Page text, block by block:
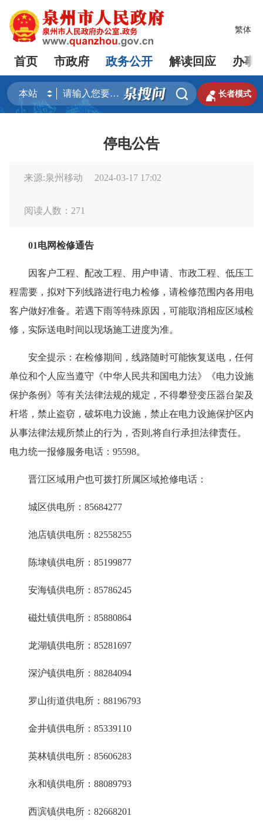
繁体
首页 市政府 政务公开 解读回应 办事
  长者模式
停电公告
来源:泉州移动 2024-03-17 17:02
阅读人数： 271
01电网检修通告
因客户工程、配改工程、用户申请、市政工程、低压工
程需要，拟对下列线路进行电力检修，请检修范围内各用电
客户做好准备。若遇下雨等特殊原因，可能取消相应区域检
修，实际送电时间以现场施工进度为准。
安全提示：在检修期间，线路随时可能恢复送电，任何
单位和个人应当遵守《中华人民共和国电力法》《电力设施
保护条例》等有关法律法规的规定，不得攀登变压器台架及
杆塔，禁止盗窃，破坏电力设施，禁止在电力设施保护区内
从事法律法规所禁止的行为，否则,将自行承担法律责任。
电力统一报修服务电话：95598。
晋江区域用户也可拨打所属区域抢修电话：
城区供电所：85684277
池店镇供电所：82558255
陈埭镇供电所：85199877
安海镇供电所：85786245
磁灶镇供电所：85880864
龙湖镇供电所：85281697
深沪镇供电所：88284094
罗山街道供电所：88196793
金井镇供电所：85339110
英林镇供电所：85606283
永和镇供电所：88089793
西滨镇供电所：82668201